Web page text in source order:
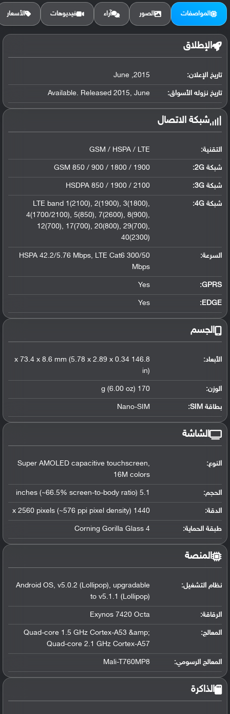
المواصفات الصور آراء فيديوهات الأسعار
الإطلاق
تاريخ الإعلان: 2015, June
تاريخ نزوله الأسواق: Available. Released 2015, June
شبكة الاتصال
التقنية: GSM / HSPA / LTE
شبكة 2G: GSM 850 / 900 / 1800 / 1900
شبكة 3G :
HSDPA 850 / 1900 / 2100
شبكة 4G :
LTE band 1(2100), 2(1900), 3(1800),
4(1700/2100), 5(850), 7(2600), 8(900),
12(700), 17(700), 20(800), 29(700),
40(2300)
السرعة:
HSPA 42.2/5.76 Mbps, LTE Cat6 300/50
Mbps
GPRS:
Yes
EDGE:
Yes
الجسم
الأبعاد:
146.8 x 73.4 x 8.6 mm (5.78 x 2.89 x 0.34
in)
الوزن: 170 g (6.00 oz)
بطاقة SIM: Nano-SIM
الشاشة
النوع:
Super AMOLED capacitive touchscreen,
16M colors
الحجم: 5.1 inches (~66.5% screen-to-body ratio)
الدقة: 1440 x 2560 pixels (~576 ppi pixel density)
طبقة الحماية: Corning Gorilla Glass 4
المنصة
نظام التشغيل:
Android OS, v5.0.2 (Lollipop), upgradable
to v5.1.1 (Lollipop)
الرقاقة:
Exynos 7420 Octa
المعالج:
Quad-core 1.5 GHz Cortex-A53 &amp;
Quad-core 2.1 GHz Cortex-A57
المعالج الرسومي:
Mali-T760MP8
الذاكرة